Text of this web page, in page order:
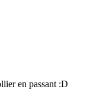
en passant :D